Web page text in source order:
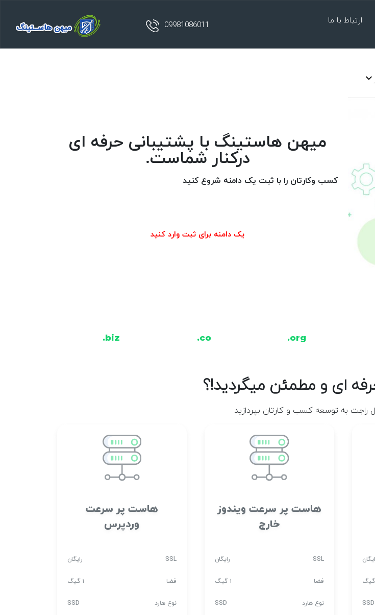
ارتباط با ما 09981086011
میهن هاستینگ با پشتیبانی حرفه ای
درکنار شماست.
کسب وکارتان را با ثبت یک دامنه شروع کنید
یک دامنه برای ثبت وارد کنید
.org
.co
.biz
ای و مطمئن میگردید!؟
راجت به توسعه کسب و کارتان بپردازید
SSD
هاست پر سرعت ویندوز
خارج
SSL رایگان
فضا ۱ گیگ
نوع هارد SSD
هاست پر سرعت
وردپرس
SSL رایگان
فضا ۱ گیگ
نوع هارد SSD